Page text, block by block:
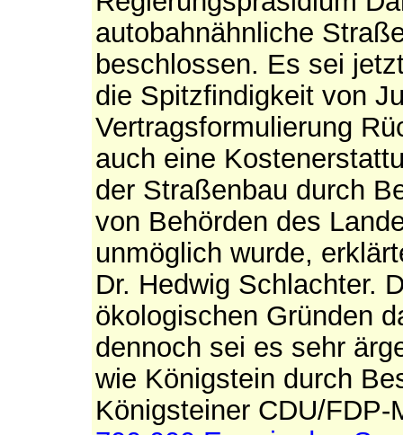
autobahnähnliche
beschlossen. Es sei
die Spitzfindigkeit von
Vertragsformulierung
auch eine
der Straßenbau durch
von Behörden des
unmöglich wurde,
Dr. Hedwig Schlachter.
ökologischen Gründen
dennoch sei es sehr
wie Königstein durch
Königsteiner CDU/